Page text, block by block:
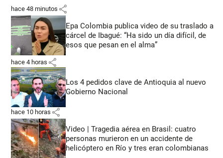
hace 48 minutos share
Epa Colombia publica video de su traslado a
cárcel de Ibagué: “Ha sido un día difícil, de
esos que pesan en el alma”
hace 4 horas share
Los 4 pedidos clave de Antioquia al nuevo
Gobierno Nacional
hace 10 horas share
Video | Tragedia aérea en Brasil: cuatro
personas murieron en un accidente de
helicóptero en Río y tres eran colombianas